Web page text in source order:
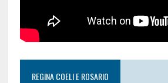
REGINA COELI E ROSARIO